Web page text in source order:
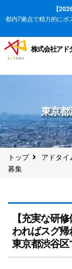
【
都内7拠点で精力的にポ
株式会社アド
東京都
トップ アドタイ
募集
【充実な研
わればスグ
東京都渋谷